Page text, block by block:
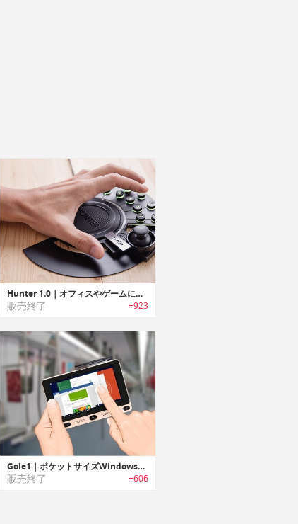
Hunter 1.0｜オフィスやゲームに最適なプログラマブルメカニカルキーパッド「ハンター1.0」
販売終了 +923
Gole1｜ポケットサイズWindows10搭載マシン「ゴールワン」
販売終了 +606